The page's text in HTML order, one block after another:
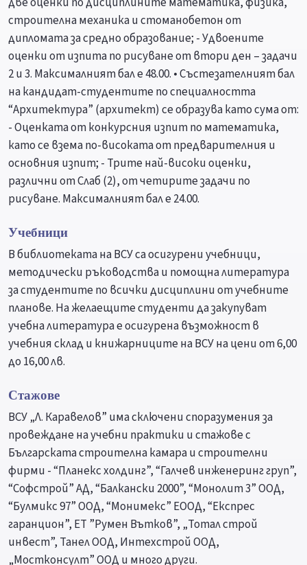
строителна механика и стоманобетон от
дипломата за средно образование; - Удвоените
оценки от изпита по рисуване от втори ден – задачи
2 и 3. Максималният бал е 48.00. • Състезателният бал
на кандидат-студентите по специалността
“Архитектура” (архитект) се образува като сума от:
- Оценката от конкурсния изпит по математика,
като се взема по-високата от предварителния и
основния изпит; - Трите най-високи оценки,
различни от Слаб (2), от четирите задачи по
рисуване. Максималният бал е 24.00.
Учебници
В библиотеката на ВСУ са осигурени учебници,
методически ръководства и помощна литература
за студентите по всички дисциплини от учебните
планове. На желаещите студенти да закупуват
учебна литература е осигурена възможност в
учебния склад и книжарниците на ВСУ на цени от 6,00
до 16,00 лв.
Стажове
ВСУ „Л. Каравелов” има сключени споразумения за
провеждане на учебни практики и стажове с
Българската строителна камара и строителни
фирми - “Планекс холдинг”, “Галчев инженеринг груп”,
“Софстрой” АД, “Балкански 2000”, “Монолит 3” ООД,
“Булмикс 97” ООД, “Монимекс” ЕООД, “Експрес
гаранцион”, ЕТ ”Румен Вътков”, „Тотал строй
инвест”, Танел ООД, Интехстрой ООД,
„Мостконсулт” ООД и много други.